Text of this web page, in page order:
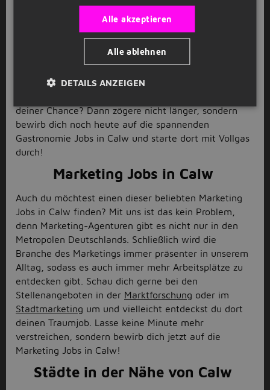
durchzustarten? Wie wäre es denn dann für dich mit
den Gastronomie Jobs im schönen Calw? Dort kannst
du dich austoben, wie kein anderer kellnern und wie
ein Profi Gläser und Teller balancieren. Die
Erfahrungen, die du in der Gastronomie machst, kann
dir keiner mehr nehmen und helfen dir, Gastronomen
deiner Chance? Dann zögere nicht länger, sondern
bewirb dich noch heute auf die spannenden
Gastronomie Jobs in Calw und starte dort mit Vollgas
durch!
Marketing Jobs in Calw
Auch du möchtest einen dieser beliebten Marketing
Jobs in Calw finden? Mit uns ist das kein Problem,
denn Marketing-Agenturen gibt es nicht nur in den
Metropolen Deutschlands. Schließlich wird die
Branche des Marketings immer präsenter in unserem
Alltag, sodass es auch immer mehr Arbeitsplätze zu
entdecken gibt. Schau dich gerne bei den
Stellenangeboten in der Marktforschung oder im
Stadtmarketing um und vielleicht entdeckst du dort
deinen Traumjob. Lasse keine Minute mehr
verstreichen, sondern bewirb dich jetzt auf die
Marketing Jobs in Calw!
Städte in der Nähe von Calw
Alle akzeptieren
Alle ablehnen
DETAILS ANZEIGEN